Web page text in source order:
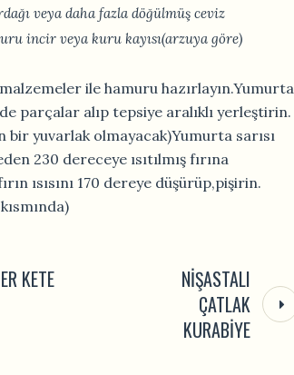
veya daha fazla döğülmüş ceviz
incir veya kuru kayısı(arzuya göre)
ile hamuru hazırlayın.Yumurta
parçalar alıp tepsiye aralıklı yerleştirin.
bir yuvarlak olmayacak)Yumurta sarısı
230 dereceye ısıtılmış fırına
ısısını 170 dereye düşürüp,pişirin.
KETE
NIŞASTALI
ÇATLAK
KURABIYE